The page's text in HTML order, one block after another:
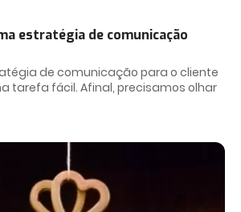
estratégia de comunicação
de comunicação para o cliente
tarefa fácil. Afinal, precisamos olhar